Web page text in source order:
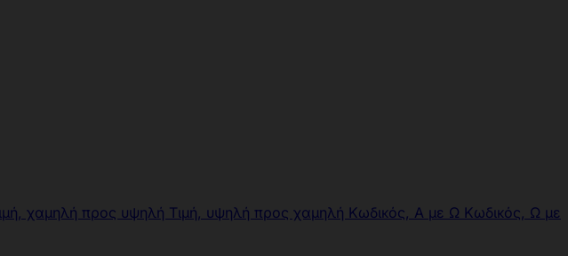
χαμηλή προς υψηλή Τιμή, υψηλή προς χαμηλή Κωδικός, Α με Ω Κωδικός, Ω με